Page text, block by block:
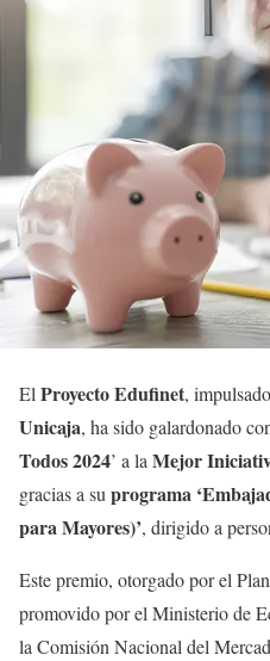
ElProyecto Edufinet,
Unicaja, ha sido galardonado
Todos 2024’ a laMejor
gracias a suprograma
para Mayores)’, dirigido a
Este premio, otorgado por el
promovido por el Ministerio de
la Comisión Nacional del